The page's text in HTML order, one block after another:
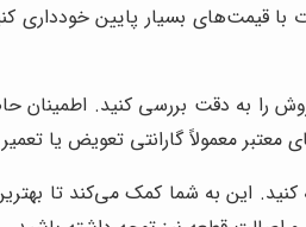
قیمت‌های بسیار پایین خودداری
را به دقت بررسی کنید. اطمینان
معمولاً گارانتی تعویض یا
این به شما کمک می‌کند تا